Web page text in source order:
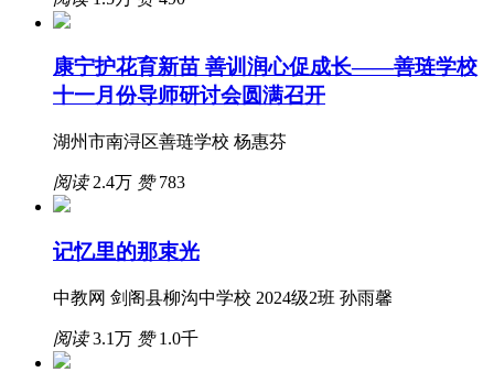
康宁护花育新苗 善训润心促成长——善琏学校
十一月份导师研讨会圆满召开
湖州市南浔区善琏学校 杨惠芬
阅读2.4万 赞783
记忆里的那束光
中教网 剑阁县柳沟中学校 2024级2班 孙雨馨
阅读3.1万 赞1.0千